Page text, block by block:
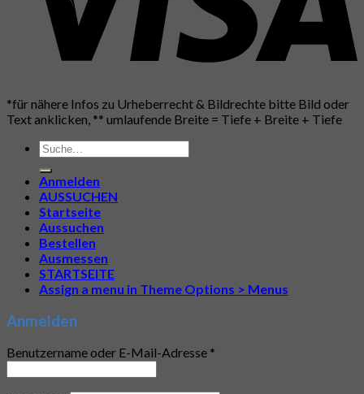
*für nähere Infos zu Urheberrecht & Bildrechte bitte Bild oder
Text anklicken, ** umlaufende Breite = Tiefe + Breite + Tiefe
Suche
nach:
Anmelden
AUSSUCHEN
Startseite
Aussuchen
Bestellen
Ausmessen
STARTSEITE
Assign a menu in Theme Options > Menus
Anmelden
Benutzername oder E-Mail-Adresse *